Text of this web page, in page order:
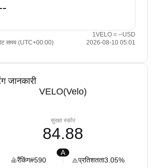
1VELO = --USD
समय (UTC+00:00)
2026-08-10 05:01
जानकारी
VELO(Velo)
सुरक्षा स्कोर
84.88
A
रैंकिंग#590 प्रतिशतता3.05%